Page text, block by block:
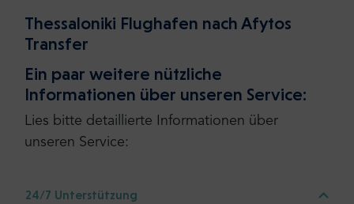
Thessaloniki Flughafen nach Afytos
Transfer
Ein paar weitere nützliche
Informationen über unseren Service:
Lies bitte detaillierte Informationen über
unseren Service:
24/7 Unterstützung